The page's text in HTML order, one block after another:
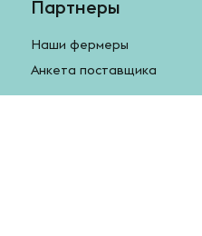
Партнеры
Наши фермеры
Анкета поставщика